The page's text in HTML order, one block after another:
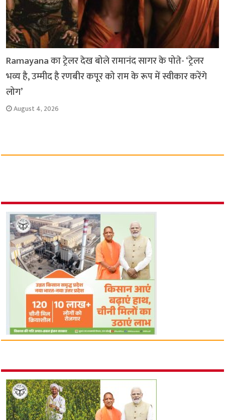
Ramayana का ट्रेलर देख बोले रामानंद सागर के पोते- ‘ट्रेलर
भव्य है, उम्मीद है रणबीर कपूर को राम के रूप में स्वीकार करेंगे
लोग’
August 4, 2026